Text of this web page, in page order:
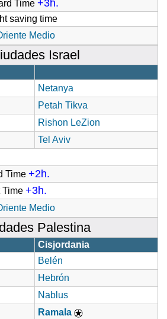
Time +3h.
saving time
Medio
Israel
Netanya
Petah Tikva
Rishon LeZion
Tel Aviv
Time +2h.
Time +3h.
Medio
Palestina
Cisjordania
Belén
Hebrón
Nablus
Ramala